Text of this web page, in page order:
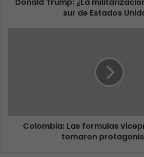
Donald Trump: ¿La
sur de Estados
Colombia: Las formulas
tomaron